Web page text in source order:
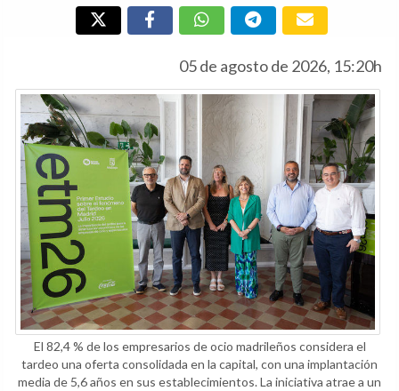
05 de agosto de 2026, 15:20h
El 82,4 % de los empresarios de ocio madrileños considera el
tardeo una oferta consolidada en la capital, con una implantación
media de 5,6 años en sus establecimientos. La iniciativa atrae a un